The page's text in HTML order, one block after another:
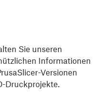
Sie unseren
Informationen
Versionen
Druckprojekte.